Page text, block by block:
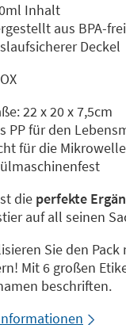
Inhalt
aus BPA-
Deckel
22 x 20 x 7,5cm
PP für den
für die
die perfekte
auf all seinen
Sie den
Mit 6 großen
beschriften.